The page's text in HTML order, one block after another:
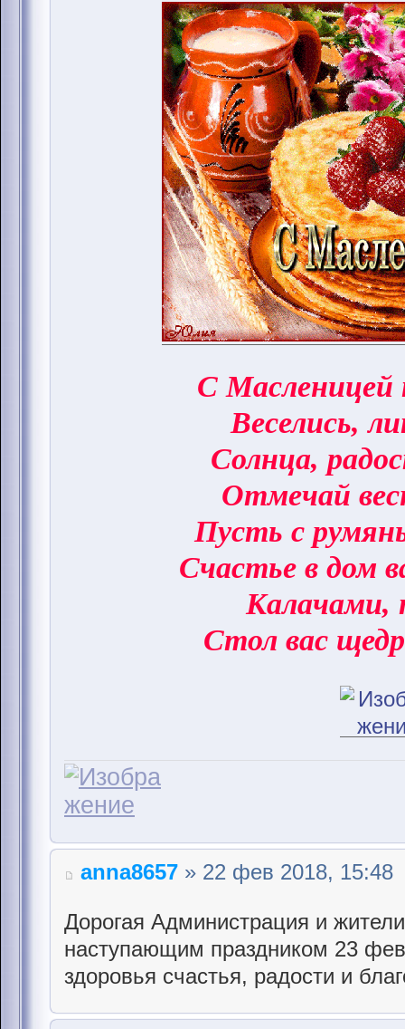
С Масленицей
Веселись,
Солнца,
Отмечай
Пусть с
Счастье в дом
Калачами,
Стол вас
anna8657 » 22 фев 2018, 15:48
Дорогая Администрация и
наступающим праздником 23
здоровья счастья, радости и